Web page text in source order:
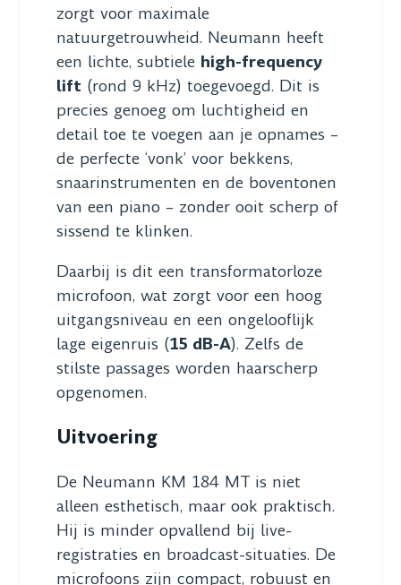
zorgt voor maximale
natuurgetrouwheid. Neumann heeft
een lichte, subtiele high-frequency
lift (rond 9 kHz) toegevoegd. Dit is
precies genoeg om luchtigheid en
detail toe te voegen aan je opnames –
de perfecte ‘vonk’ voor bekkens,
snaarinstrumenten en de boventonen
van een piano – zonder ooit scherp of
sissend te klinken.
Daarbij is dit een transformatorloze
microfoon, wat zorgt voor een hoog
uitgangsniveau en een ongelooflijk
lage eigenruis (15 dB-A). Zelfs de
stilste passages worden haarscherp
opgenomen.
Uitvoering
De Neumann KM 184 MT is niet
alleen esthetisch, maar ook praktisch.
Hij is minder opvallend bij live-
registraties en broadcast-situaties. De
microfoons zijn compact, robuust en